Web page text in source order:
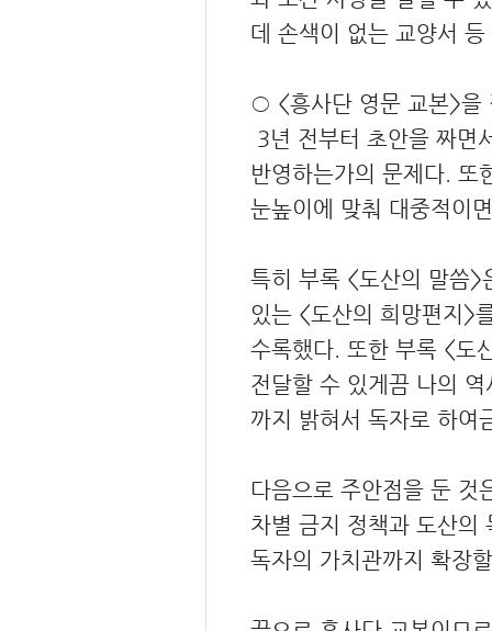
데 손색이 없는 교양서
○ <흥사단 영문 교본>을
3년 전부터 초안을 짜면
반영하는가의 문제다. 또
눈높이에 맞춰 대중적이
특히 부록 <도산의 말씀
있는 <도산의 희망편지>
수록했다. 또한 부록 <도
전달할 수 있게끔 나의
까지 밝혀서 독자로 하
다음으로 주안점을 둔 것
차별 금지 정책과 도산의
독자의 가치관까지 확장